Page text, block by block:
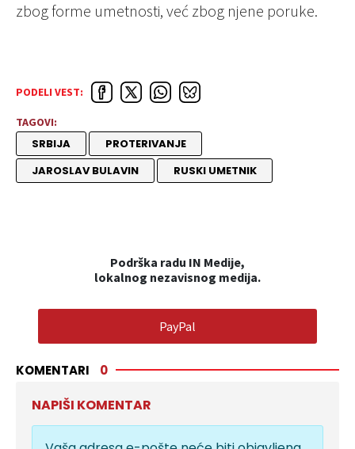
zbog forme umetnosti, već zbog njene poruke.
PODELI VEST:
TAGOVI:
SRBIJA
PROTERIVANJE
JAROSLAV BULAVIN
RUSKI UMETNIK
Podrška radu IN Medije,
lokalnog nezavisnog medija.
PayPal
KOMENTARI 0
NAPIŠI KOMENTAR